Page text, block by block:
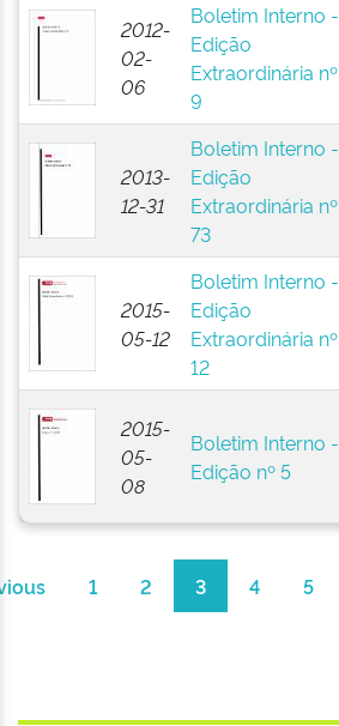
2012-
02-
06
Boletim Interno -
Edição
Extraordinária nº
9
2013-
12-31
Boletim Interno -
Edição
Extraordinária nº
73
2015-
05-12
Boletim Interno -
Edição
Extraordinária nº
12
2015-
05-
08
Boletim Interno -
Edição nº 5
1 2 3 4 5